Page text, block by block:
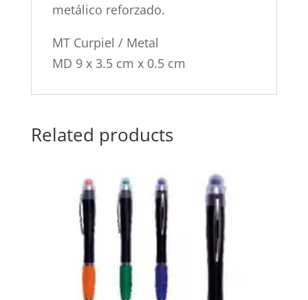
quantity
metálico reforzado.
MT Curpiel / Metal
MD 9 x 3.5 cm x 0.5 cm
Related products